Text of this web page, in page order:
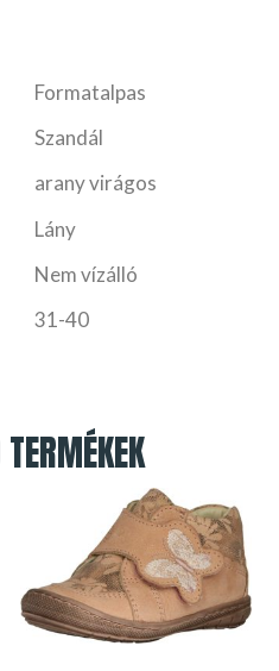
Formatalpas
Szandál
arany virágos
Lány
Nem vízálló
31-40